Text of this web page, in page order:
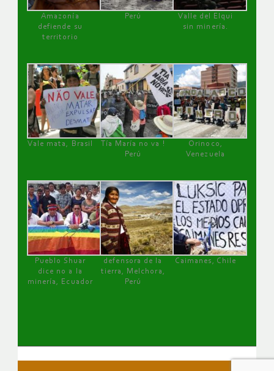
Amazonía
defiende su
territorio
Perú
Valle del Elqui
sin minería.
Vale mata, Brasil
Tía María no va !
Perú
Orinoco,
Venezuela
Pueblo Shuar
dice no a la
minería, Ecuador
defensora de la
tierra, Melchora,
Perú
Caimanes, Chile